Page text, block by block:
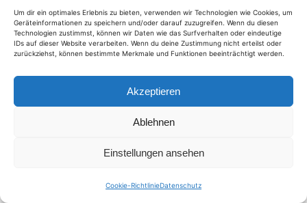
Um dir ein optimales Erlebnis zu bieten, verwenden wir Technologien wie Cookies, um
Geräteinformationen zu speichern und/oder darauf zuzugreifen. Wenn du diesen
Technologien zustimmst, können wir Daten wie das Surfverhalten oder eindeutige
IDs auf dieser Website verarbeiten. Wenn du deine Zustimmung nicht erteilst oder
zurückziehst, können bestimmte Merkmale und Funktionen beeinträchtigt werden.
Akzeptieren
Ablehnen
Einstellungen ansehen
Cookie-RichtlinieDatenschutz
Kategorien